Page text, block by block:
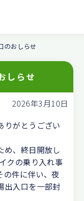
のおしらせ
しらせ
2026年3月10日
りがとうござい
め、終日開放し
クの乗り入れ事
の件に伴い、夜
入口を一部封